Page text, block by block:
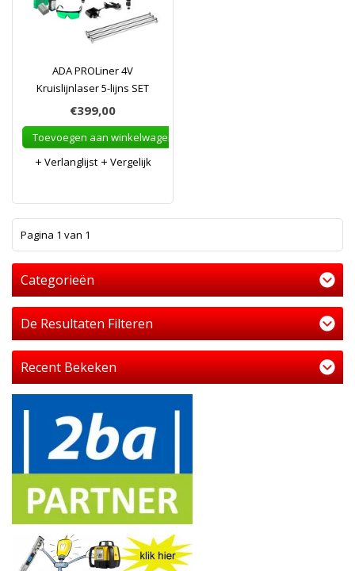
ADA PROLiner 4V
Kruislijnlaser 5-lijns SET
€399,00
Toevoegen aan winkelwagen
Verlanglijst
Vergelijk
Pagina 1 van 1
Categorieën
De Resultaten Filteren
Recent Bekeken